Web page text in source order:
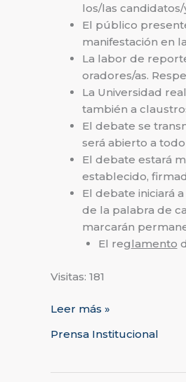
los/las candidatos/
El público
manifestación en
La labor de
oradores/as.
La Universidad
también a
El debate se
será abierto a
El debate estará
establecido,
El debate iniciará
de la palabra de
marcarán
El reglamento
Visitas: 181
Leer más »
Prensa Institucional